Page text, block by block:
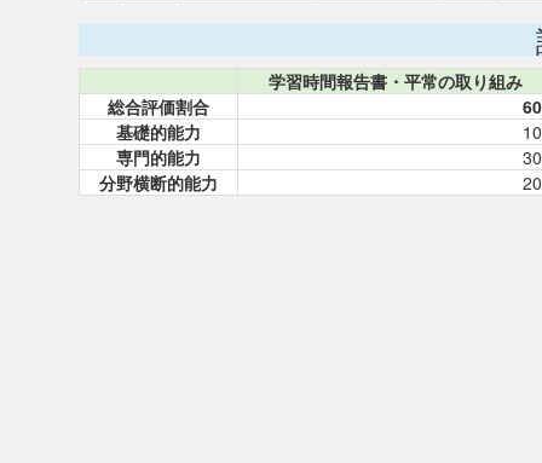
学習時間報告書・平常の取り組み
総合評価割合
60
基礎的能力
10
専門的能力
30
分野横断的能力
20